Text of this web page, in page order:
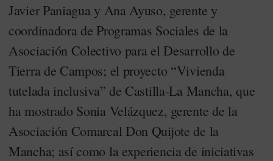
Javier Paniagua y Ana Ayuso, gerente y
coordinadora de Programas Sociales de la
Asociación Colectivo para el Desarrollo de
Tierra de Campos; el proyecto “Vivienda
tutelada inclusiva” de Castilla-La Mancha, que
ha mostrado Sonia Velázquez, gerente de la
Asociación Comarcal Don Quijote de la
Mancha; así como la experiencia de iniciativas